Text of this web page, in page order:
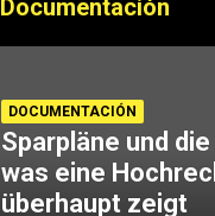
Documentación
DOCUMENTACIÓN
Sparpläne und
was eine
überhaupt zeigt